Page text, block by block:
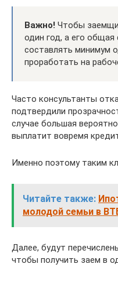
Важно! Чтобы
один год, а его
составлять минимум
проработать на
Часто консультанты
подтвердили
случае большая
выплатит вовремя
Именно поэтому таким
Читайте также:
молодой семьи в
Далее, будут
чтобы получить заем в